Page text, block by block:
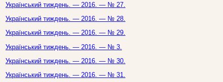
Український тиждень. — 2016. — № 27.
Український тиждень. — 2016. — № 28.
Український тиждень. — 2016. — № 29.
Український тиждень. — 2016. — № 3.
Український тиждень. — 2016. — № 30.
Український тиждень. — 2016. — № 31.